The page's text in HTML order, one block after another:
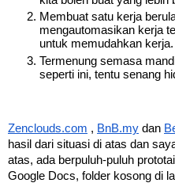
Membuat satu kerja
mengautomasikan kerja
untuk memudahkan kerja.
Termenung semasa
seperti ini, tentu senang
Zenclouds.com , BnB.my dan
hasil dari situasi di atas dan
atas, ada berpuluh-puluh
Google Docs, folder kosong di